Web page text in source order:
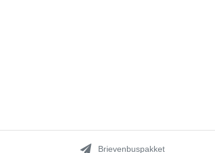
Brievenbuspakket